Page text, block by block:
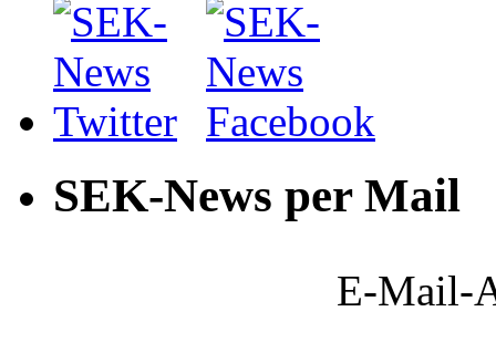
SEK-News per Mail
E-Mail-